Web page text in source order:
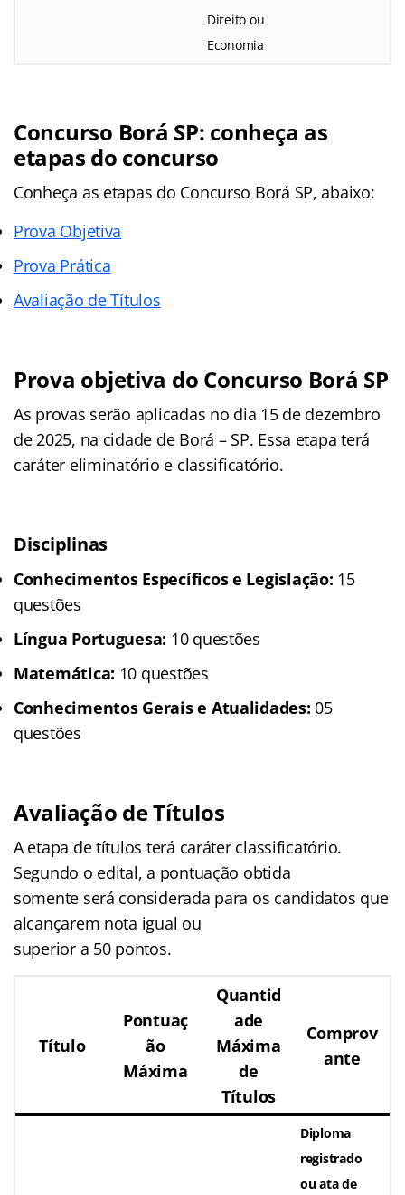
Direito ou
Economia
Concurso Borá SP: conheça as
etapas do concurso
Conheça as etapas do Concurso Borá SP, abaixo:
Prova Objetiva
Prova Prática
Avaliação de Títulos
Prova objetiva do Concurso Borá SP
As provas serão aplicadas no dia 15 de dezembro
de 2025, na cidade de Borá – SP. Essa etapa terá
caráter eliminatório e classificatório.
Disciplinas
Conhecimentos Específicos e Legislação: 15
questões
Língua Portuguesa: 10 questões
Matemática: 10 questões
Conhecimentos Gerais e Atualidades: 05
questões
Avaliação de Títulos
A etapa de títulos terá caráter classificatório.
Segundo o edital, a pontuação obtida
somente será considerada para os candidatos que
alcançarem nota igual ou
superior a 50 pontos.
Título
Pontuaç
ão
Máxima
Quantid
ade
Máxima
de
Títulos
Comprov
ante
Diploma
registrado
ouata de